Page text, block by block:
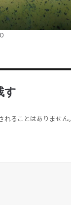
す
ることはありません。